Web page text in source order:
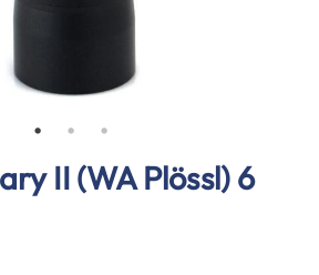
II (WA Plössl) 6